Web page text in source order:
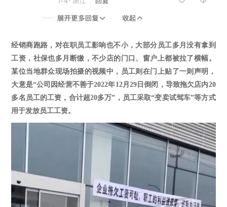
经销商跑路，对在职员工影响也不小，大部分员工多月没有拿到
工资，社保也多月断缴，不少店的门口、窗户上都被拉了横幅。
某位当地群众现场拍摄的视频中，员工则在门上贴了一则声明，
大意是“公司因经营不善于2022年12月29日倒闭，导致拖欠店内20
多名员工的工资，合计超20多万”，员工采取“变卖试驾车”等方式
用于发放员工工资。